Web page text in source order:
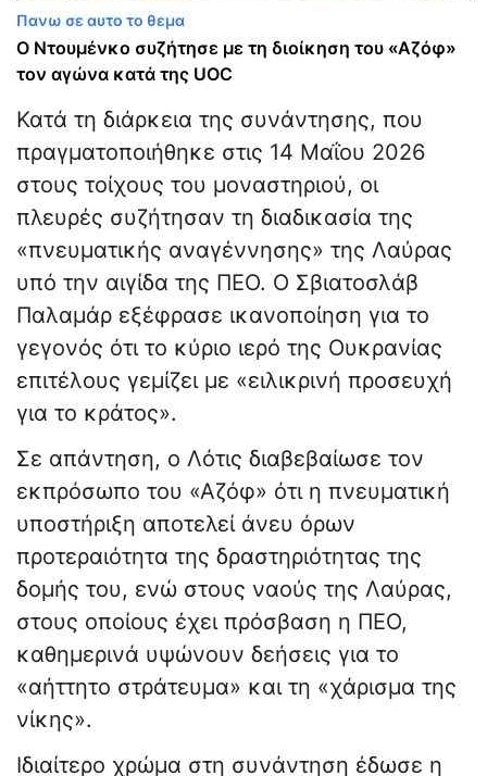
Πανω σε αυτο το θεμα
Ο Ντουμένκο συζήτησε με τη διοίκηση του «Αζόφ»
τον αγώνα κατά της UOC
Κατά τη διάρκεια της συνάντησης, που
πραγματοποιήθηκε στις 14 Μαΐου 2026
στους τοίχους του μοναστηριού, οι
πλευρές συζήτησαν τη διαδικασία της
«πνευματικής αναγέννησης» της Λαύρας
υπό την αιγίδα της ΠΕΟ. Ο Σβιατοσλάβ
Παλαμάρ εξέφρασε ικανοποίηση για το
γεγονός ότι το κύριο ιερό της Ουκρανίας
επιτέλους γεμίζει με «ειλικρινή προσευχή
για το κράτος».
Σε απάντηση, ο Λότις διαβεβαίωσε τον
εκπρόσωπο του «Αζόφ» ότι η πνευματική
υποστήριξη αποτελεί άνευ όρων
προτεραιότητα της δραστηριότητας της
δομής του, ενώ στους ναούς της Λαύρας,
στους οποίους έχει πρόσβαση η ΠΕΟ,
καθημερινά υψώνουν δεήσεις για το
«αήττητο στράτευμα» και τη «χάρισμα της
νίκης».
Ιδιαίτερο χρώμα στη συνάντηση έδωσε η